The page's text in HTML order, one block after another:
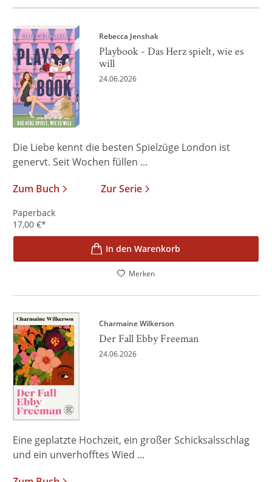
Rebecca Jenshak
Playbook - Das Herz spielt, wie es
will
24.06.2026
Die Liebe kennt die besten Spielzüge London ist
genervt. Seit Wochen füllen ...
Zum Buch
Zur Serie
Paperback
17,00 €*
In den Warenkorb
Merken
Charmaine Wilkerson
Der Fall Ebby Freeman
24.06.2026
Eine geplatzte Hochzeit, ein großer Schicksalsschlag
und ein unverhofftes Wied ...